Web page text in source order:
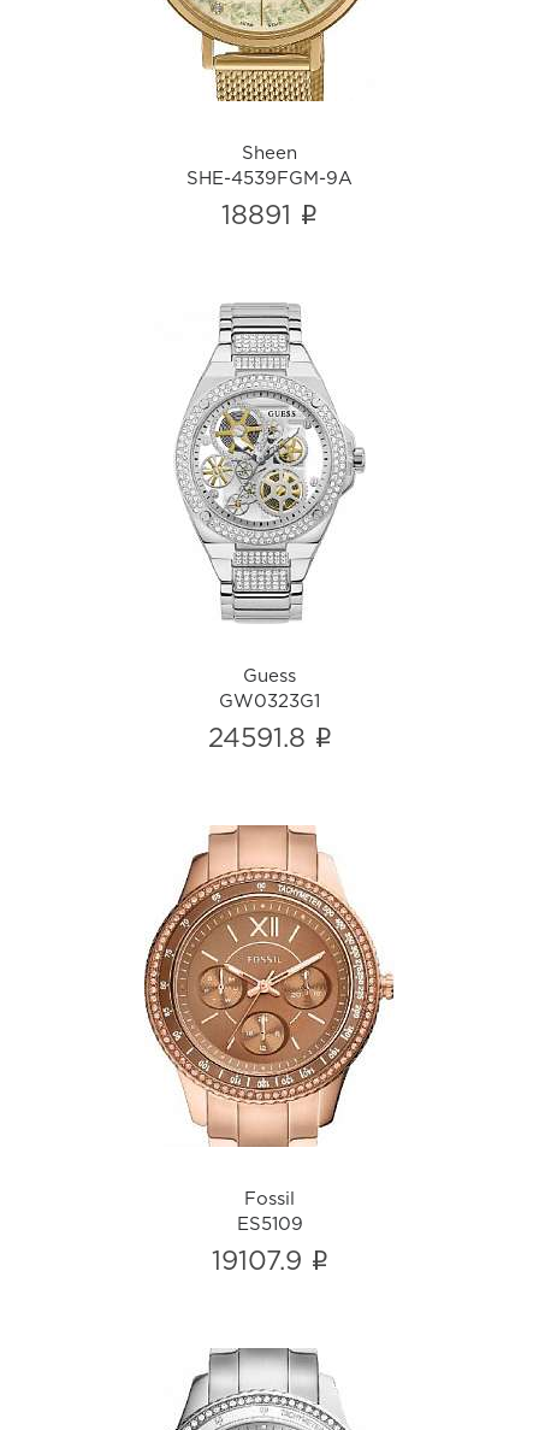
Sheen
SHE-4539FGM-9A
18891 i
Guess
GW0323G1
i
Guess
GW0323G1
24591.8 i
Fossil
ES5109
i
Fossil
ES5109
19107.9 i